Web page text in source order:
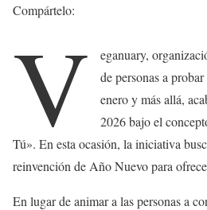
Compártelo:
V
eganuary,
de personas a
enero y más allá,
2026 bajo el
Tú». En esta ocasión, la iniciativa
reinvención de Año Nuevo para
En lugar de animar a las personas a